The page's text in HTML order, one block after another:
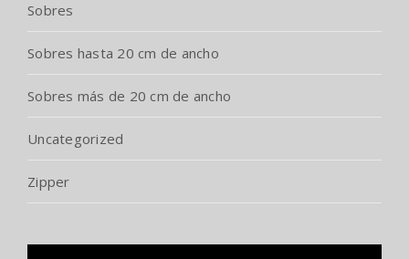
Sobres
Sobres hasta 20 cm de ancho
Sobres más de 20 cm de ancho
Uncategorized
Zipper